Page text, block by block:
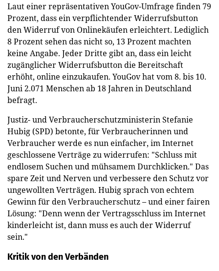
Laut einer repräsentativen YouGov-Umfrage finden 79
Prozent, dass ein verpflichtender Widerrufsbutton
den Widerruf von Onlinekäufen erleichtert. Lediglich
8 Prozent sehen das nicht so, 13 Prozent machten
keine Angabe. Jeder Dritte gibt an, dass ein leicht
zugänglicher Widerrufsbutton die Bereitschaft
erhöht, online einzukaufen. YouGov hat vom 8. bis 10.
Juni 2.071 Menschen ab 18 Jahren in Deutschland
befragt.
Justiz- und Verbraucherschutzministerin Stefanie
Hubig (SPD) betonte, für Verbraucherinnen und
Verbraucher werde es nun einfacher, im Internet
geschlossene Verträge zu widerrufen: "Schluss mit
endlosem Suchen und mühsamem Durchklicken." Das
spare Zeit und Nerven und verbessere den Schutz vor
ungewollten Verträgen. Hubig sprach von echtem
Gewinn für den Verbraucherschutz – und einer fairen
Lösung: "Denn wenn der Vertragsschluss im Internet
kinderleicht ist, dann muss es auch der Widerruf
sein."
Kritik von den Verbänden